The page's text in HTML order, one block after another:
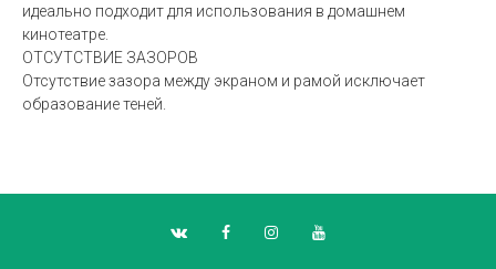
идеально подходит для использования в домашнем
кинотеатре.
ОТСУТСТВИЕ ЗАЗОРОВ
Отсутствие зазора между экраном и рамой исключает
образование теней.